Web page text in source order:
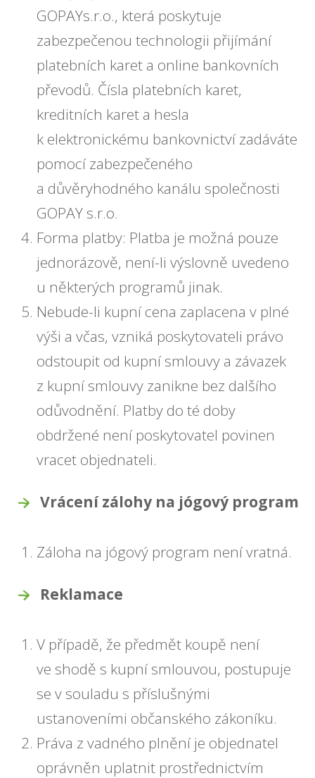
GOPAYs.r.o., která poskytuje
zabezpečenou technologii přijímání
platebních karet a online bankovních
převodů. Čísla platebních karet,
kreditních karet a hesla
k elektronickému bankovnictví zadáváte
pomocí zabezpečeného
a důvěryhodného kanálu společnosti
GOPAY s.r.o.
Forma platby: Platba je možná pouze
jednorázově, není-li výslovně uvedeno
u některých programů jinak.
Nebude-li kupní cena zaplacena v plné
výši a včas, vzniká poskytovateli právo
odstoupit od kupní smlouvy a závazek
z kupní smlouvy zanikne bez dalšího
odůvodnění. Platby do té doby
obdržené není poskytovatel povinen
vracet objednateli.
Vrácení zálohy na jógový program
Záloha na jógový program není vratná.
Reklamace
V případě, že předmět koupě není
ve shodě s kupní smlouvou, postupuje
se v souladu s příslušnými
ustanoveními občanského zákoníku.
Práva z vadného plnění je objednatel
oprávněn uplatnit prostřednictvím